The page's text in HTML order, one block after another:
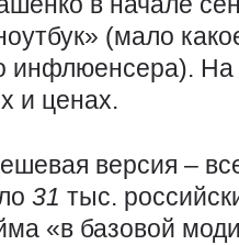
(мало
инфлюенсера).
и ценах.
версия –
31 тыс.
«в базовой